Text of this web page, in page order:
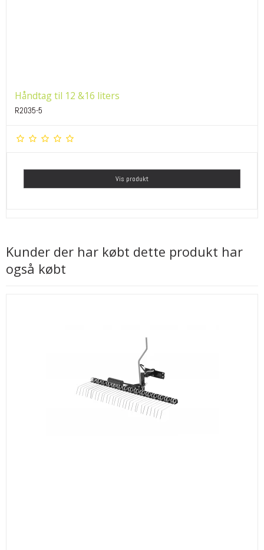
Håndtag til 12 &16 liters
R2035-5
Vis produkt
Kunder der har købt dette produkt har
også købt